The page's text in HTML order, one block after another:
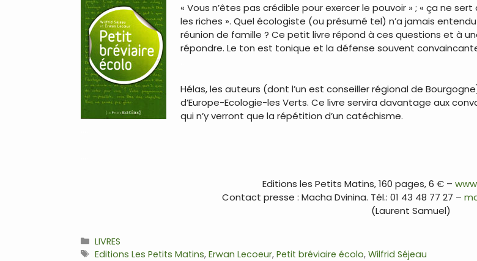
« Vous n’êtes pas crédible pour exercer le pouvoir » ; « ça ne
les riches ». Quel écologiste (ou présumé tel) n’a jamais
réunion de famille ? Ce petit livre répond à ces questions et à
répondre. Le ton est tonique et la défense souvent
Hélas, les auteurs (dont l’un est conseiller régional de
d’Europe-Ecologie-les Verts. Ce livre servira davantage aux
qui n’y verront que la répétition d’un catéchisme.
Editions les Petits Matins, 160 pages, 6 € –
Contact presse : Macha Dvinina. Tél.: 01 43 48 77 27 –
(Laurent Samuel)
Catégories
LIVRES
Étiquettes
Editions Les Petits Matins,Erwan Lecoeur,Petit bréviaire écolo,Wilfrid Séjeau